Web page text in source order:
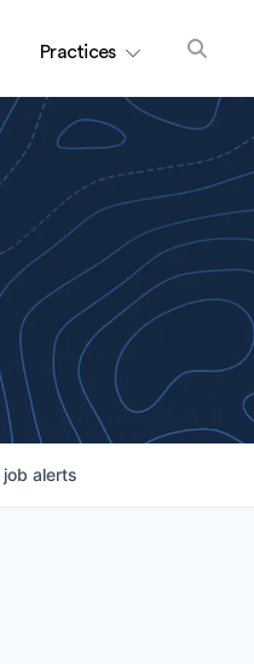
Practices
job alerts